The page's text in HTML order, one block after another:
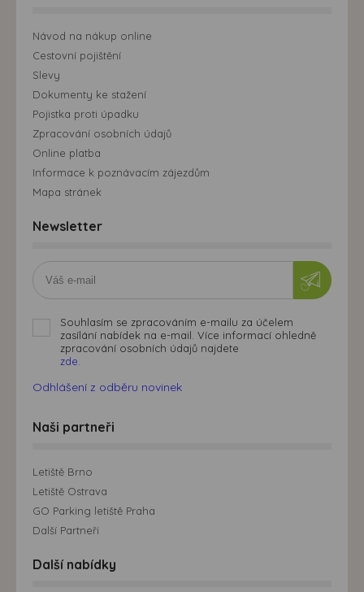
Návod na nákup online
Cestovní pojištění
Slevy
Dokumenty ke stažení
Pojistka proti úpadku
Zpracování osobních údajů
Online platba
Informace k poznávacím zájezdům
Mapa stránek
Newsletter
Souhlasím se zpracováním e-mailu za účelem
zasílání nabídek na e-mail. Více informací ohledně
zpracování osobních údajů najdete
zde.
Odhlášení z odběru novinek
Naši partneři
Letiště Brno
Letiště Ostrava
GO Parking letiště Praha
Další Partneři
Další nabídky